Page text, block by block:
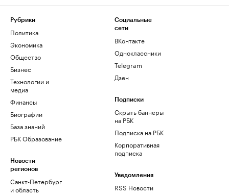
Рубрики
Политика
Экономика
Общество
Бизнес
Технологии и
медиа
Финансы
Биографии
База знаний
РБК Образование
Новости
регионов
Санкт-Петербург
и область
Социальные
сети
ВКонтакте
Одноклассники
Telegram
Дзен
Подписки
Скрыть баннеры
на РБК
Подписка на РБК
Корпоративная
подписка
Уведомления
RSS Новости